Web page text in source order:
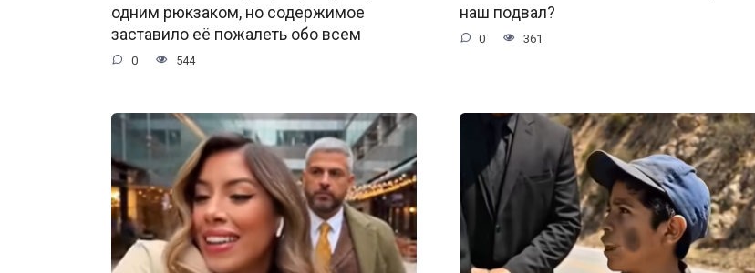
одним рюкзаком, но содержимое
заставило её пожалеть обо всем
0 544
наш подвал?
0 361